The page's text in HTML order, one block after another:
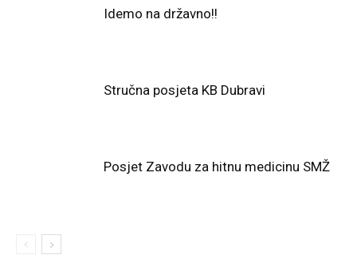
Idemo na državno!!
Stručna posjeta KB Dubravi
Posjet Zavodu za hitnu medicinu SMŽ